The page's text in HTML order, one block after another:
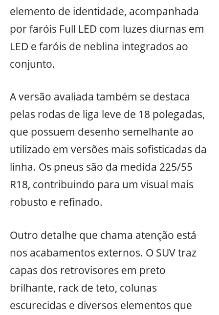
elemento de identidade, acompanhada
por faróis Full LED com luzes diurnas em
LED e faróis de neblina integrados ao
conjunto.
A versão avaliada também se destaca
pelas rodas de liga leve de 18 polegadas,
que possuem desenho semelhante ao
utilizado em versões mais sofisticadas da
linha. Os pneus são da medida 225/55
R18, contribuindo para um visual mais
robusto e refinado.
Outro detalhe que chama atenção está
nos acabamentos externos. O SUV traz
capas dos retrovisores em preto
brilhante, rack de teto, colunas
escurecidas e diversos elementos que